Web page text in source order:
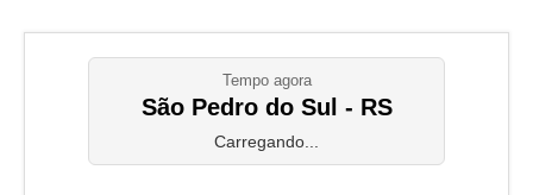
Tempo agora
São Pedro do Sul - RS
Carregando...